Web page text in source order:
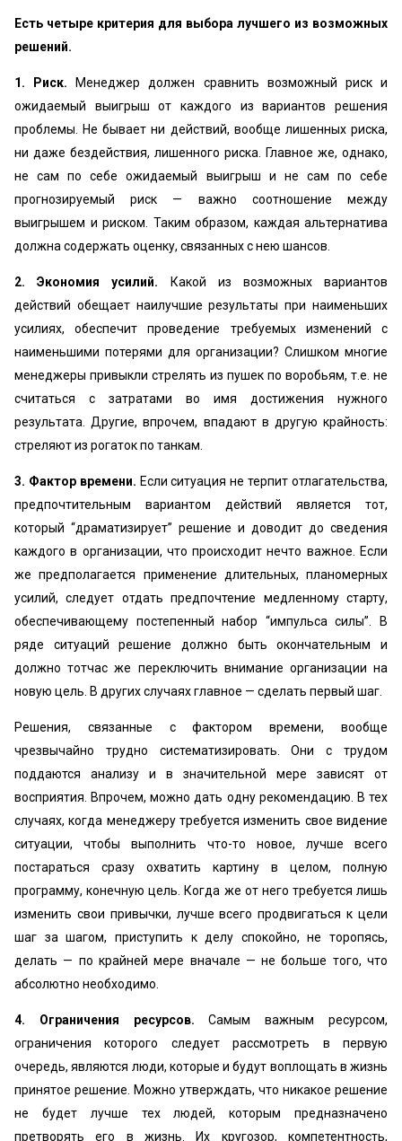
Есть четыре критерия для выбора лучшего из возможных
решений.
1. Риск. Менеджер должен сравнить возможный риск и
ожидаемый выигрыш от каждого из вариантов решения
проблемы. Не бывает ни действий, вообще лишенных риска,
ни даже бездействия, лишенного риска. Главное же, однако,
не сам по себе ожидаемый выигрыш и не сам по себе
прогнозируемый риск — важно соотношение между
выигрышем и риском. Таким образом, каждая альтернатива
должна содержать оценку, связанных с нею шансов.
2. Экономия усилий.
Какой из возможных вариантов
действий обещает наилучшие результаты при наименьших
усилиях, обеспечит проведение требуемых изменений с
наименьшими потерями для организации? Слишком многие
менеджеры привыкли стрелять из пушек по воробьям, т.е. не
считаться с затратами во имя достижения нужного
результата. Другие, впрочем, впадают в другую крайность:
стреляют из рогаток по танкам.
3. Фактор времени. Если ситуация не терпит отлагательства,
предпочтительным вариантом действий является тот,
который “драматизирует” решение и доводит до сведения
каждого в организации, что происходит нечто важное. Если
же предполагается применение длительных, планомерных
усилий, следует отдать предпочтение медленному старту,
обеспечивающему постепенный набор “импульса силы”. В
ряде ситуаций решение должно быть окончательным и
должно тотчас же переключить внимание организации на
новую цель. В других случаях главное — сделать первый шаг.
Решения, связанные с фактором времени, вообще
чрезвычайно трудно систематизировать. Они с трудом
поддаются анализу и в значительной мере зависят от
восприятия. Впрочем, можно дать одну рекомендацию. В тех
случаях, когда менеджеру требуется изменить свое видение
ситуации, чтобы выполнить что-то новое, лучше всего
постараться сразу охватить картину в целом, полную
программу, конечную цель. Когда же от него требуется лишь
изменить свои привычки, лучше всего продвигаться к цели
шаг за шагом, приступить к делу спокойно, не торопясь,
делать — по крайней мере вначале — не больше того, что
абсолютно необходимо.
4. Ограничения ресурсов.Самым важным ресурсом,
ограничения которого следует рассмотреть в первую
очередь, являются люди, которые и будут воплощать в жизнь
принятое решение. Можно утверждать, что никакое решение
не будет лучше тех людей, которым предназначено
претворять его в жизнь. Их кругозор, компетентность,